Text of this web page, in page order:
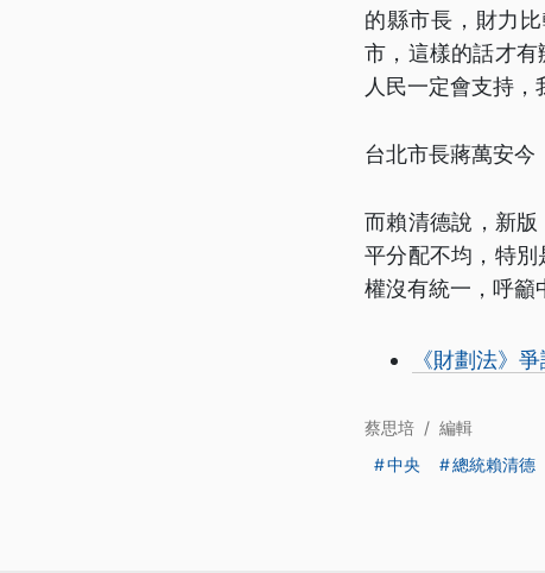
的縣市長，財力
市，這樣的話才
人民一定會支持，
台北市長蔣萬安今
而賴清德說，新
平分配不均，特
權沒有統一，呼籲
《財劃法》
蔡思培 / 編輯
中央
總統賴清德